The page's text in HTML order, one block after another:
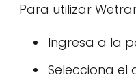
Para utilizar
Ingresa a la
Selecciona el